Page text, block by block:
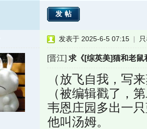
发帖
发表于 2025-6-5 07:15 |
[晋江]求《[综英美]猫和老鼠
（放飞自我，写
（被编辑戳了，
韦恩庄园多出一
他叫汤姆。